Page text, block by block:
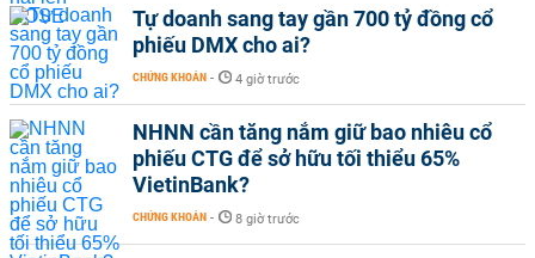
Tự doanh sang tay gần 700 tỷ đồng cổ
phiếu DMX cho ai?
CHỨNG KHOÁN - 4 giờ trước
NHNN cần tăng nắm giữ bao nhiêu cổ
phiếu CTG để sở hữu tối thiểu 65%
VietinBank?
CHỨNG KHOÁN - 8 giờ trước